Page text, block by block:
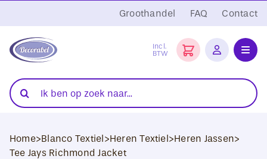
naar
inhoud
Groothandel FAQ Contact
Incl.
BTW
Folies
Transferpersen
Zoeken
naar:
Home>Blanco Textiel>Heren Textiel>Heren Jassen>
Tee Jays Richmond Jacket